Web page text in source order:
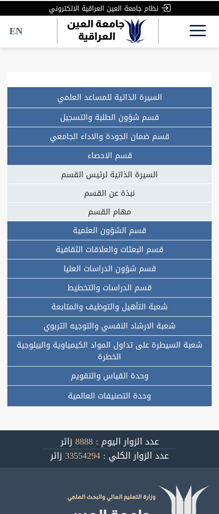
نظام جامعة العين العراقية الالكتروني
EN
السيرة الذاتية للمساعد العلمي
قسم شؤون الطلبة والتسجيل
قسم ضمان الجودة والاداء الجامعي
قسم الاحصاء
السيرة الذاتية لرئيس القسم
نبذة عن القسم
مهام القسم
قسم الشؤون العلمية
قسم البعثات والعلاقات الثقافية
قسم شؤون الدراسات العليا
قسم الدراسات والتخطيط
شعبة التأهيل والتوظيف والمتابعة
شعبة الارشاد النفسي والتوجيه التربوي
شعبة السيطرة على تداول المواد الكيمياوية والبيلوجية
الخطرة
وحدة القياس والتقويم
وحدة التصنيفات العالمية
عدد الزوار اليوم :8888 زائر
عدد الزوار الكلي : 33554294 زائر